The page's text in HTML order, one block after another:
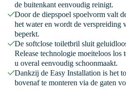
de buitenkant eenvoudig reinigt.
Door de diepspoel spoelvorm valt
het water en wordt de verspreiding
beperkt.
De softclose toiletbril sluit
Release technologie moeiteloos
u overal eenvoudig schoonmaakt.
Dankzij de Easy Installation is het
bovenaf te monteren via de gaten